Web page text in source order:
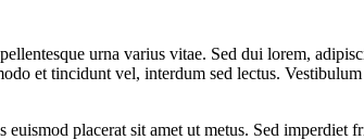
urna varius vitae. Sed dui lorem,
et tincidunt vel, interdum sed lectus.
placerat sit amet ut metus. Sed imperdiet